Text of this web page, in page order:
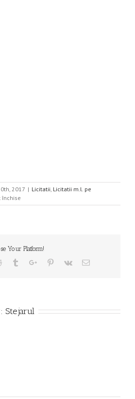
2017 | Licitatii Licitatii m.l. pe
închise
Licitatie
2017
data
Your Platform!
Reddit TumblrGoogle+Pinterest
Vk Email
Stejarul